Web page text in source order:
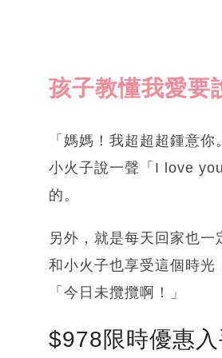
孩子教懂我愛要
「媽媽！我超超超鍾意
小火子說一聲「I love
的。
另外，就是每天回家也
和小火子也享受這個時光
「今日未攬攬啊！」
$978限時優惠